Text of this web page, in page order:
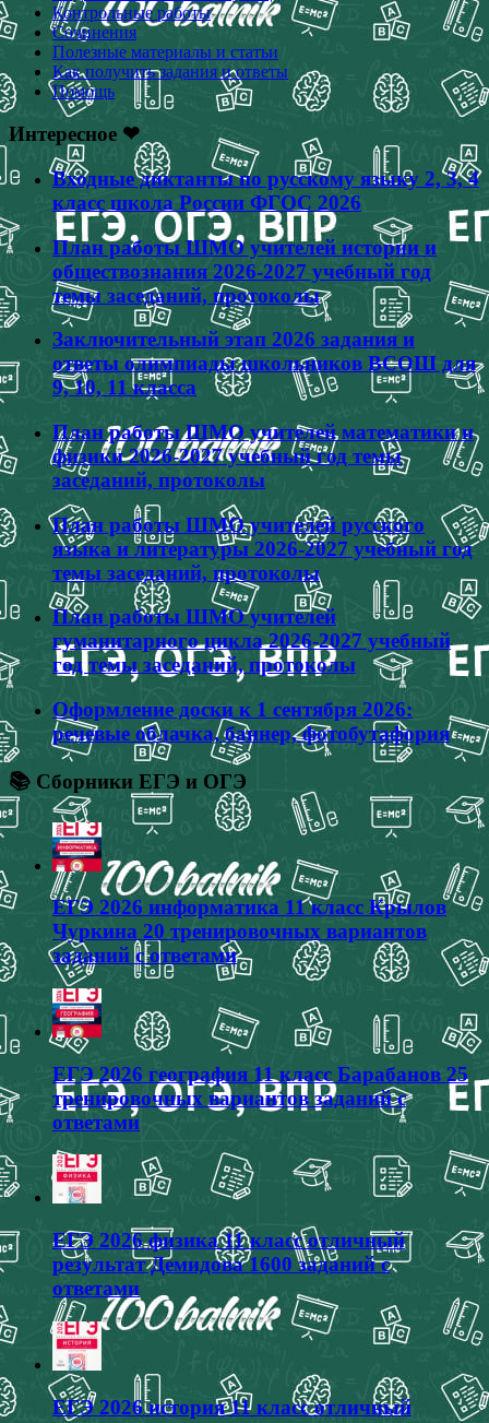
Контрольные работы
Сочинения
Полезные материалы и статьи
Как получить задания и ответы
Помощь
Интересное ❤
Входные диктанты по русскому языку 2, 3, 4
класс школа России ФГОС 2026
План работы ШМО учителей истории и
обществознания 2026-2027 учебный год
темы заседаний, протоколы
Заключительный этап 2026 задания и
ответы олимпиады школьников ВСОШ для
9, 10, 11 класса
План работы ШМО учителей математики и
физики 2026-2027 учебный год темы
заседаний, протоколы
План работы ШМО учителей русского
языка и литературы 2026-2027 учебный год
темы заседаний, протоколы
План работы ШМО учителей
гуманитарного цикла 2026-2027 учебный
год темы заседаний, протоколы
Оформление доски к 1 сентября 2026:
речевые облачка, баннер, фотобутафория
📚 Сборники ЕГЭ и ОГЭ
ЕГЭ 2026 информатика 11 класс Крылов
Чуркина 20 тренировочных вариантов
заданий с ответами
ЕГЭ 2026 география 11 класс Барабанов 25
тренировочных вариантов заданий с
ответами
ЕГЭ 2026 физика 11 класс отличный
результат Демидова 1600 заданий с
ответами
ЕГЭ 2026 история 11 класс отличный